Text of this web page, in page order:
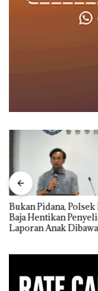
Bukan Pidana,
Baja Hentikan
Laporan Anak Dibawa